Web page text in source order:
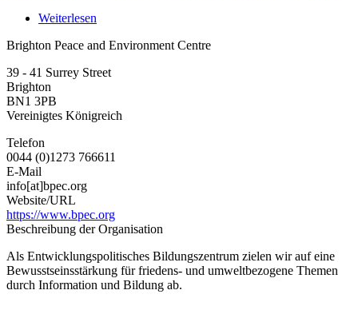
Weiterlesen
Peace
Environment
Brighton Peace and Environment Centre
39 - 41 Surrey Street
Brighton
BN1 3PB
Vereinigtes Königreich
Telefon
0044 (0)1273 766611
E-Mail
info[at]bpec.org
Website/URL
https://www.bpec.org
Beschreibung der Organisation
Als Entwicklungspolitisches Bildungszentrum zielen wir auf eine
Bewusstseinsstärkung für friedens- und umweltbezogene Themen
durch Information und Bildung ab.